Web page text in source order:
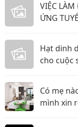
VIỆC
ỨNG
Hạt dinh
cho cuộc
Có mẹ
mình xin